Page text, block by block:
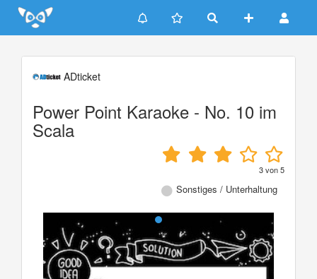
Update cookies preferences
ADticket
Power Point Karaoke - No. 10 im
Scala
3von5
Sonstiges / Unterhaltung